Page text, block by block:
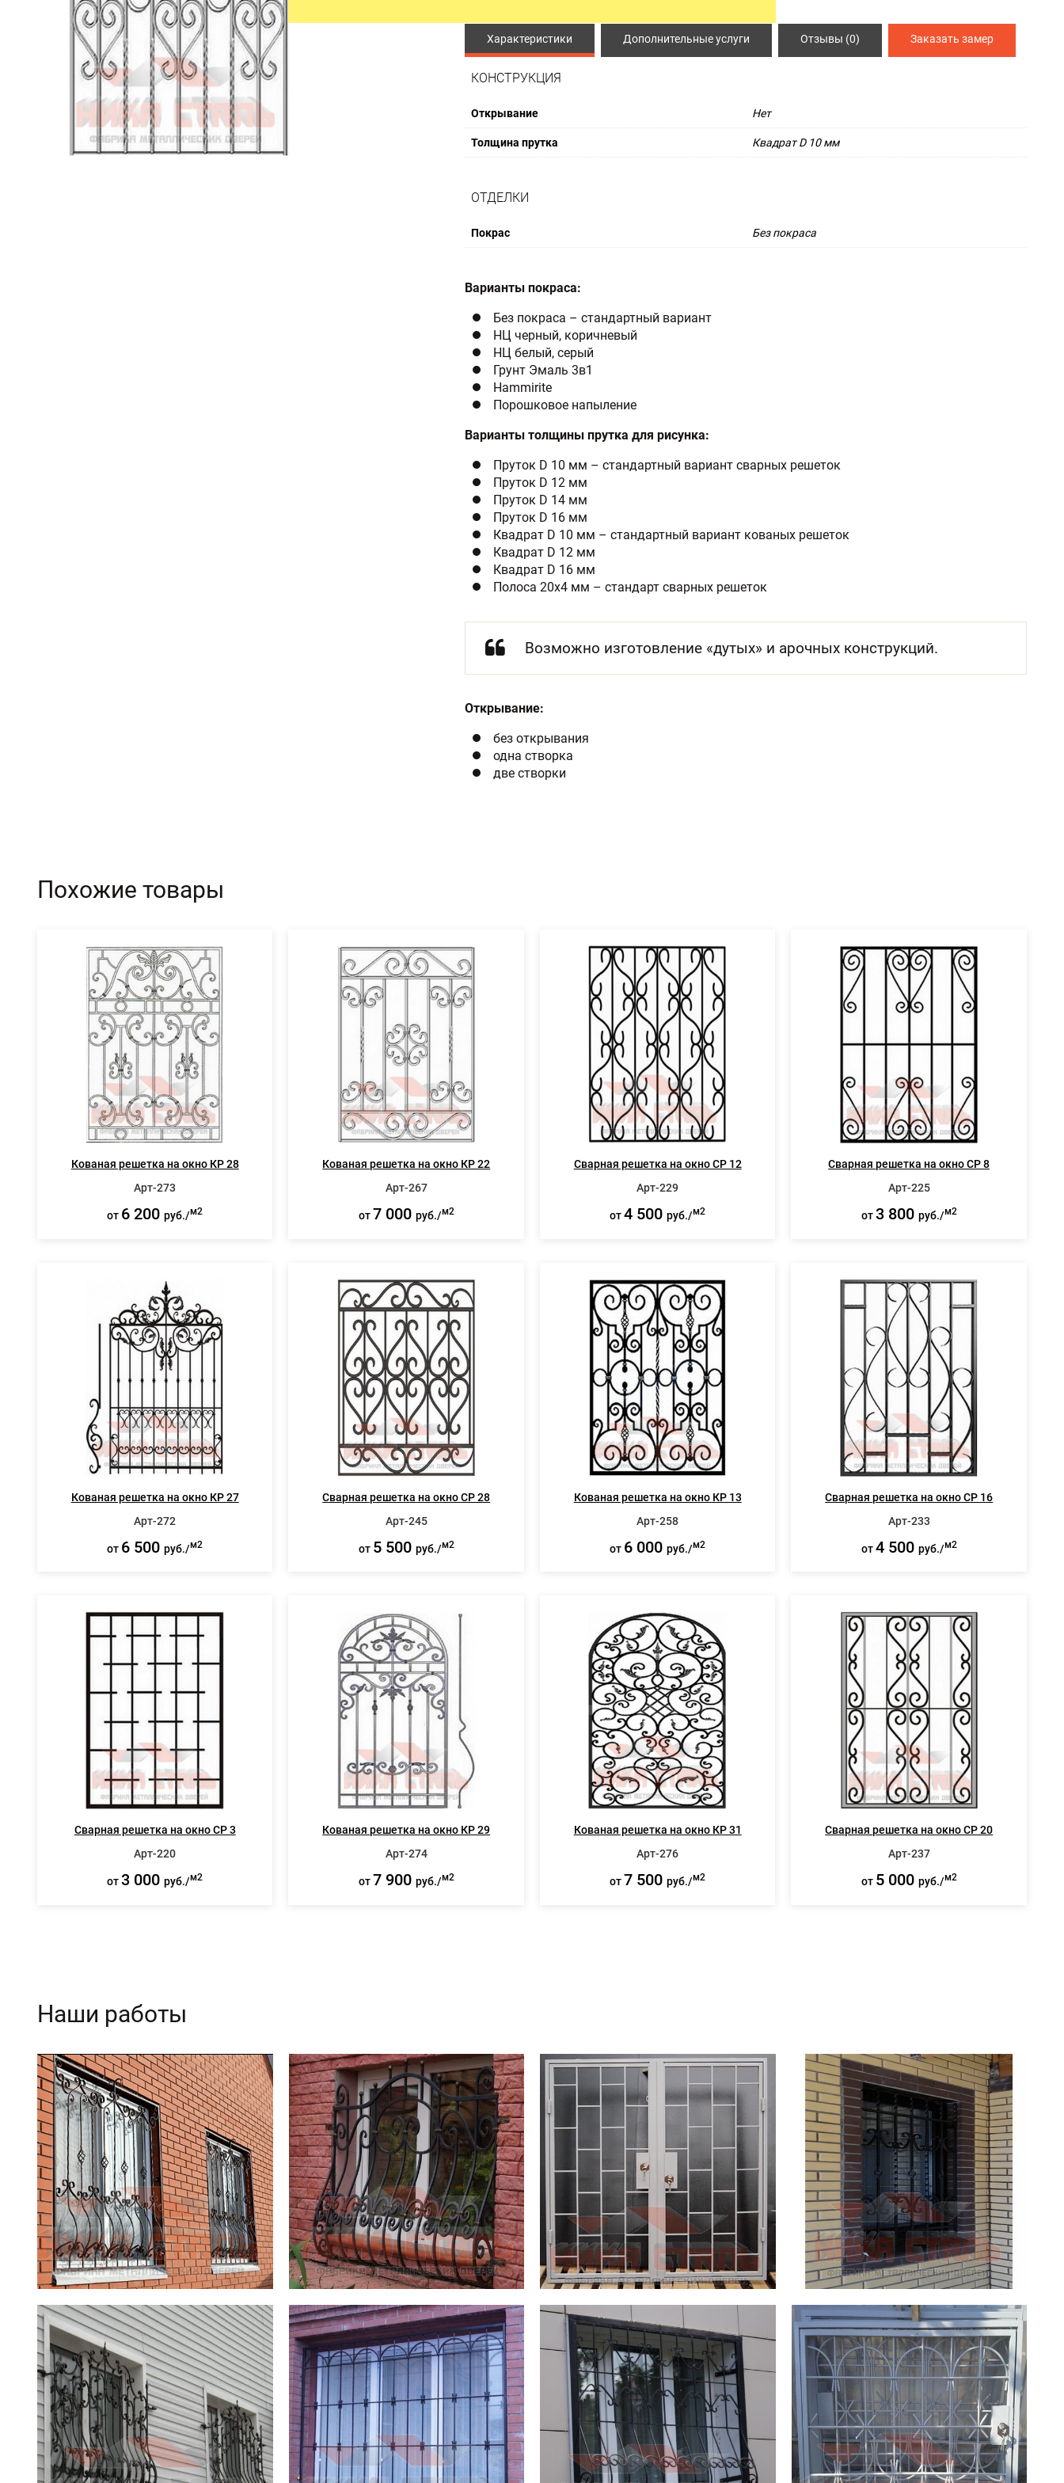
УЛИЧНЫЕ ДВЕРИ ТАМБУРНЫЕ ДВЕРИ ПРОТИВОПОЖАРНЫЕ ИЗДЕЛИЯ
Противопожарные двери
СПЕЦ ДВЕРИ
Металлические двери 3 класса защиты
Характеристики Дополнительные услуги Отзывы (0) Заказать замер
КОНСТРУКЦИЯ
Открывание Нет
Толщина прутка Квадрат D 10 мм
ОТДЕЛКИ
Покрас Без покраса
Варианты покраса:
Без покраса – стандартный вариант
НЦ черный, коричневый
НЦ белый, серый
Грунт Эмаль 3в1
Hammirite
Порошковое напыление
Варианты толщины прутка для рисунка:
Пруток D 10 мм – стандартный вариант сварных решеток
Пруток D 12 мм
Пруток D 14 мм
Пруток D 16 мм
Квадрат D 10 мм – стандартный вариант кованых решеток
Квадрат D 12 мм
Квадрат D 16 мм
Полоса 20х4 мм – стандарт сварных решеток
Возможно изготовление «дутых» и арочных конструкций.
Открывание:
без открывания
одна створка
две створки
Похожие товары
Кованая решетка на окно КР 28
Арт-273
от 6 200руб./м2
Кованая решетка на окно КР 22
Арт-267
от7 000 руб./м2
Сварная решетка на окно СР 12
Арт-229
от4 500руб./м2
Сварная решетка на окно СР 8
Арт-225
от3 800 руб./м2
Кованая решетка на окно КР 27
Арт-272
от 6 500руб./м2
Сварная решетка на окно СР 28
Арт-245
от 5 500 руб./м2
Кованая решетка на окно КР 13
Арт-258
от 6 000руб./м2
Сварная решетка на окно СР 16
Арт-233
от4 500 руб./м2
Сварная решетка на окно СР 3
Арт-220
от3 000руб./м2
Кованая решетка на окно КР 29
Арт-274
от7 900 руб./м2
Кованая решетка на окно КР 31
Арт-276
от 7 500руб./м2
Сварная решетка на окно СР 20
Арт-237
от 5 000 руб./м2
Наши работы